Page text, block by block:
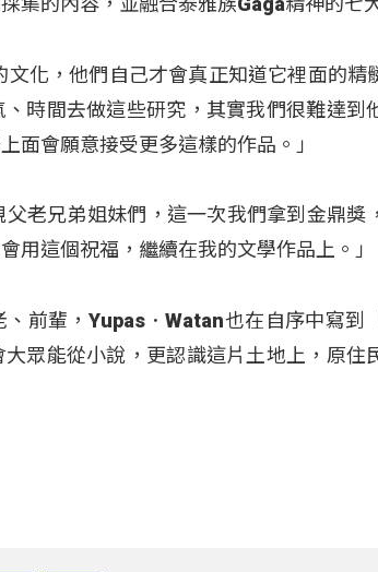
化，他們自己才會真正知道它裡面的精
時間去做這些研究，其實我們很難達到
面會願意接受更多這樣的作品。」
老兄弟姐妹們，這一次我們拿到金鼎獎
用這個祝福，繼續在我的文學作品上。」
前輩，Yupas．Watan也在自序中寫到
眾能從小說，更認識這片土地上，原住